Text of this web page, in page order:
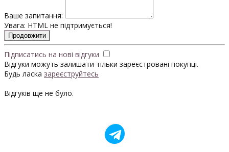
Ваше запитання:
Увага: HTML не підтримується!
Продовжити
Підписатись на нові відгуки
Відгуки можуть залишати тільки зареєстровані покупці.
Будь ласка зареєструйтесь
Відгуків ще не було.